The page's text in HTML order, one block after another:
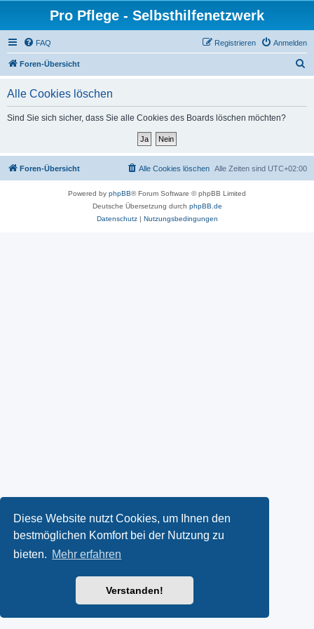
Diese Website nutzt Cookies, um Ihnen den
bestmöglichen Komfort bei der Nutzung zu
bieten. Mehr erfahren
Verstanden!
Pro Pflege - Selbsthilfenetzwerk
FAQ Anmelden
Registrieren
Foren-Übersicht
Alle Cookies löschen
Sind Sie sich sicher, dass Sie alle Cookies des Boards löschen möchten?
Foren-Übersicht Alle Zeiten sind UTC+02:00
Alle Cookies löschen
Powered by phpBB® Forum Software © phpBB Limited
Deutsche Übersetzung durch phpBB.de
Datenschutz| Nutzungsbedingungen